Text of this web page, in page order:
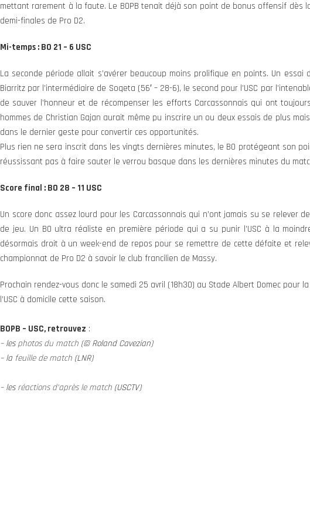
mettant rarement à la faute. Le BOPB tenait déjà son point de bonus offensif dès
demi-finales de Pro D2.
Mi-temps : BO 21 – 6 USC
La seconde période allait s’avérer beaucoup moins prolifique en points. Un
Biarritz par l’intermédiaire de Soqeta (56′ – 28-6), le second pour l’USC par
de sauver l’honneur et de récompenser les efforts Carcassonnais qui ont
hommes de Christian Gajan aurait même pu inscrire un ou deux essais de plus
dans le dernier geste pour convertir ces opportunités.
Plus rien ne sera inscrit dans les vingts dernières minutes, le BO protégeant son
réussissant pas à faire sauter le verrou basque dans les dernières minutes du
Score final : BO 28 – 11 USC
Un score donc assez lourd pour les Carcassonnais qui n’ont jamais su se relever
de jeu. Un BO ultra réaliste en première période qui a su punir l’USC à la
désormais droit à un week-end de repos pour se remettre de cette défaite et
championnat de Pro D2 à savoir le club francilien de Massy.
Prochain rendez-vous donc le samedi 25 avril (18h30) au Stade Albert Domec pour
l’USC à domicile cette saison.
BOPB – USC, retrouvez :
– les photos du match (© Roland Cavezian)
– la feuille de match (LNR)
– les réactions d’après le match (USCTV)